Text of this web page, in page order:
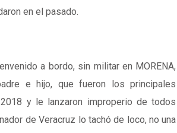
en el pasado.
a bordo, sin militar en MORENA,
e hijo, que fueron los principales
y le lanzaron improperio de todos
de Veracruz lo tachó de loco, no una